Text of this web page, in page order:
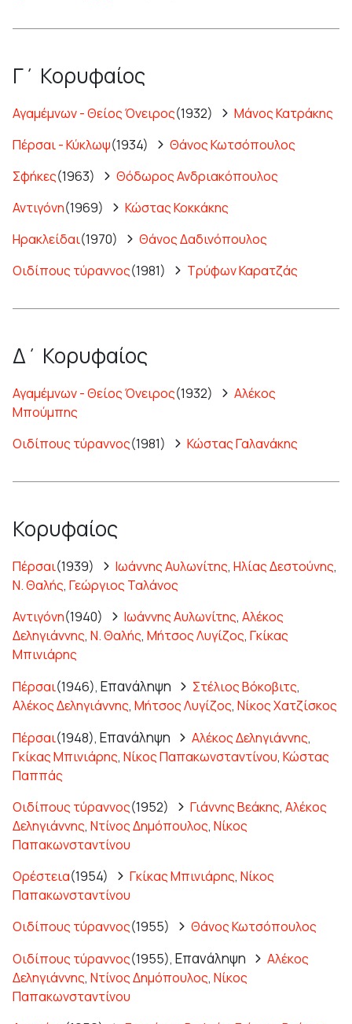
Γ΄ Κορυφαίος
Αγαμέμνων - Θείος Όνειρος(1932)
Μάνος Κατράκης
Πέρσαι - Κύκλωψ(1934)
Θάνος Κωτσόπουλος
Σφήκες(1963)
Θόδωρος Ανδριακόπουλος
Αντιγόνη(1969)
Κώστας Κοκκάκης
Ηρακλείδαι(1970)
Θάνος Δαδινόπουλος
Οιδίπους τύραννος(1981) Τρύφων Καρατζάς
Δ΄ Κορυφαίος
Αγαμέμνων - Θείος Όνειρος(1932)
Αλέκος
Μπούμπης
Οιδίπους τύραννος(1981) Κώστας Γαλανάκης
Κορυφαίος
Πέρσαι(1939) Ιωάννης Αυλωνίτης, Ηλίας Δεστούνης,
Ν. Θαλής, Γεώργιος Ταλάνος
Αντιγόνη(1940) Ιωάννης Αυλωνίτης, Αλέκος
Δεληγιάννης, Ν. Θαλής, Μήτσος Λυγίζος, Γκίκας
Μπινιάρης
Πέρσαι(1946), Επανάληψη Στέλιος Βόκοβιτς,
Αλέκος Δεληγιάννης, Μήτσος Λυγίζος, Νίκος Χατζίσκος
Πέρσαι(1948), Επανάληψη Αλέκος Δεληγιάννης,
Γκίκας Μπινιάρης, Νίκος Παπακωνσταντίνου, Κώστας
Παππάς
Οιδίπους τύραννος(1952) Γιάννης Βεάκης, Αλέκος
Δεληγιάννης, Ντίνος Δημόπουλος, Νίκος
Παπακωνσταντίνου
Ορέστεια(1954) Γκίκας Μπινιάρης, Νίκος
Παπακωνσταντίνου
Οιδίπους τύραννος(1955)
Θάνος Κωτσόπουλος
Οιδίπους τύραννος(1955), Επανάληψη
Αλέκος
Δεληγιάννης, Ντίνος Δημόπουλος, Νίκος
Παπακωνσταντίνου